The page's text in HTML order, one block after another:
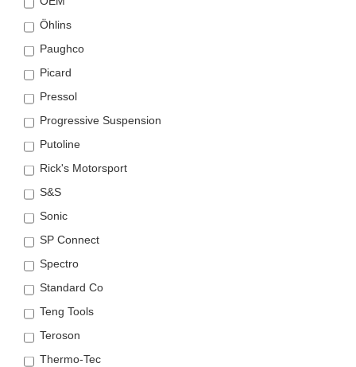
Öhlins
Paughco
Picard
Pressol
Progressive Suspension
Putoline
Rick's Motorsport
S&S
Sonic
SP Connect
Spectro
Standard Co
Teng Tools
Teroson
Thermo-Tec